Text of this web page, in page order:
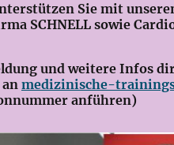
Sie mit
SCHNELL sowie
und weitere Infos
medizinische-
anführen)